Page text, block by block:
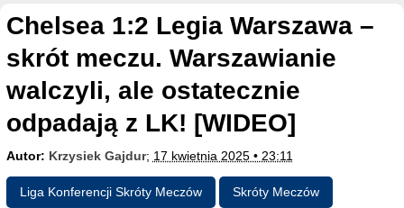
Chelsea 1:2 Legia Warszawa –
skrót meczu. Warszawianie
walczyli, ale ostatecznie
odpadają z LK! [WIDEO]
Autor: Krzysiek Gajdur; 17 kwietnia 2025 • 23:11
Liga Konferencji Skróty Meczów Skróty Meczów